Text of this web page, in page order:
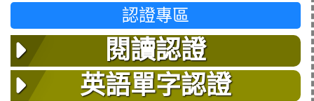
認證專區
閱讀認證
英語單字認證